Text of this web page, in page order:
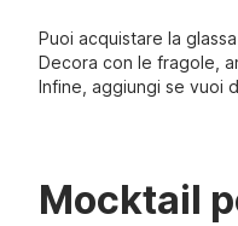
Puoi acquistare la
Decora con le fragole,
Infine, aggiungi se vuoi
Mocktail